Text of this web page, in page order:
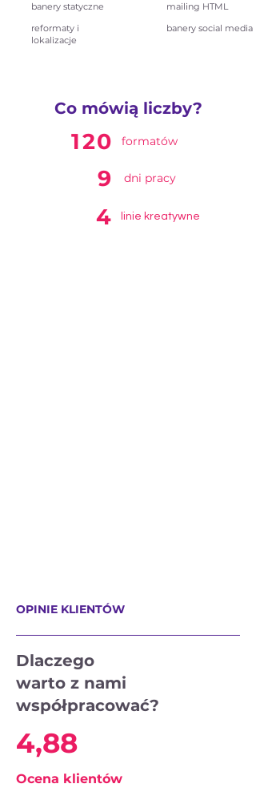
banery statyczne
reformaty i
lokalizacje
mailing HTML
banery social media
Co mówią liczby?
120 formatów
9 dni pracy
4 linie kreatywne
OPINIE KLIENTÓW
Dlaczego
warto z nami
współpracować?
4,88
Ocena klientów